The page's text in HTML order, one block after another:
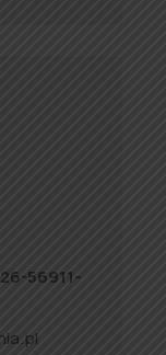
56911-